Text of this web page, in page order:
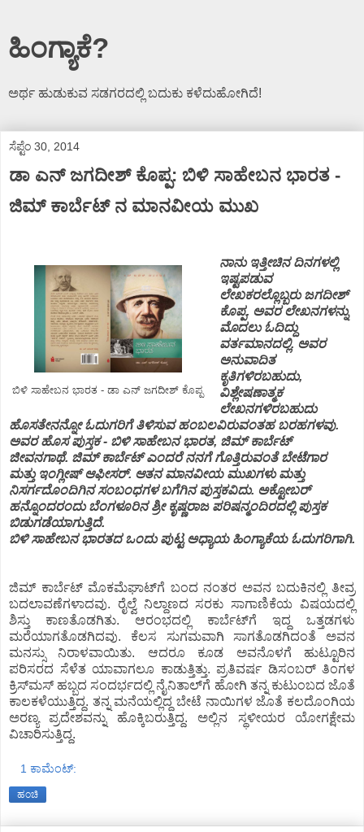
ಹಿಂಗ್ಯಾಕೆ?
ಅರ್ಥ ಹುಡುಕುವ ಸಡಗರದಲ್ಲಿ ಬದುಕು ಕಳೆದುಹೋಗಿದೆ!
ಸೆಪ್ಟೆಂ 30, 2014
ಡಾ ಎನ್ ಜಗದೀಶ್ ಕೊಪ್ಪ: ಬಿಳಿ ಸಾಹೇಬನ ಭಾರತ -
ಜಿಮ್ ಕಾರ್ಬೆಟ್ ನ ಮಾನವೀಯ ಮುಖ
ಬಿಳಿ ಸಾಹೇಬನ ಭಾರತ - ಡಾ ಎನ್ ಜಗದೀಶ್ ಕೊಪ್ಪ
ನಾನು ಇತ್ತೀಚಿನ ದಿನಗಳಲ್ಲಿ
ಇಷ್ಟಪಡುವ
ಲೇಖಕರಲ್ಲೊಬ್ಬರು ಜಗದೀಶ್
ಕೊಪ್ಪ. ಅವರ ಲೇಖನಗಳನ್ನು
ಮೊದಲು ಓದಿದ್ದು
ವರ್ತಮಾನದಲ್ಲಿ. ಅವರ
ಅನುವಾದಿತ
ಕೃತಿಗಳಿರಬಹುದು,
ವಿಶ್ಲೇಷಣಾತ್ಮಕ
ಲೇಖನಗಳಿರಬಹುದು
ಹೊಸತೇನನ್ನೋ ಓದುಗರಿಗೆ ತಿಳಿಸುವ ಹಂಬಲವಿರುವಂತಹ ಬರಹಗಳವು.
ಅವರ ಹೊಸ ಪುಸ್ತಕ - ಬಿಳಿ ಸಾಹೇಬನ ಭಾರತ, ಜಿಮ್ ಕಾರ್ಬೆಟ್
ಜೀವನಗಾಥೆ. ಜಿಮ್ ಕಾರ್ಬೆಟ್ ಎಂದರೆ ನನಗೆ ಗೊತ್ತಿರುವಂತೆ ಬೇಟೆಗಾರ
ಮತ್ತು ಇಂಗ್ಲೀಷ್ ಆಫೀಸರ್. ಆತನ ಮಾನವೀಯ ಮುಖಗಳು ಮತ್ತು
ನಿಸರ್ಗದೊಂದಿಗಿನ ಸಂಬಂಧಗಳ ಬಗೆಗಿನ ಪುಸ್ತಕವಿದು. ಅಕ್ಟೋಬರ್
ಹನ್ನೊಂದರಂದು ಬೆಂಗಳೂರಿನ ಶ್ರೀ ಕೃಷ್ಣರಾಜ ಪರಿಷನ್ಮಂದಿರದಲ್ಲಿ ಪುಸ್ತಕ
ಬಿಡುಗಡೆಯಾಗುತ್ತಿದೆ.
ಬಿಳಿ ಸಾಹೇಬನ ಭಾರತದ ಒಂದು ಪುಟ್ಟ ಅಧ್ಯಾಯ ಹಿಂಗ್ಯಾಕೆಯ ಓದುಗರಿಗಾಗಿ.
ಜಿಮ್ ಕಾರ್ಬೆಟ್ ಮೊಕಮೆಘಾಟ್ಗೆ ಬಂದ ನಂತರ ಅವನ ಬದುಕಿನಲ್ಲಿ ತೀವ್ರ
ಬದಲಾವಣೆಗಳಾದವು. ರೈಲ್ವೆ ನಿಲ್ದಾಣದ ಸರಕು ಸಾಗಾಣಿಕೆಯ ವಿಷಯದಲ್ಲಿ
ಶಿಸ್ತು
ಕಾಣತೊಡಗಿತು. ಆರಂಭದಲ್ಲಿ ಕಾರ್ಬೆಟ್ಗೆ ಇದ್ದ
ಒತ್ತಡಗಳು
ಮರೆಯಾಗತೊಡಗಿದವು. ಕೆಲಸ ಸುಗಮವಾಗಿ ಸಾಗತೊಡಗಿದಂತೆ
ಅವನ
ಮನಸ್ಸು
ನಿರಾಳವಾಯಿತು. ಆದರೂ ಕೂಡ ಅವನೊಳಗೆ
ಹುಟ್ಟೂರಿನ
ಪರಿಸರದ ಸೆಳೆತ ಯಾವಾಗಲೂ ಕಾಡುತ್ತಿತ್ತು. ಪ್ರತಿವರ್ಷ ಡಿಸಂಬರ್ ತಿಂಗಳ
ಕ್ರಿಸ್ಮಸ್ ಹಬ್ಬದ ಸಂದರ್ಭದಲ್ಲಿ ನೈನಿತಾಲ್ಗೆ ಹೋಗಿ ತನ್ನ ಕುಟುಂಬದ ಜೊತೆ
ಕಾಲಕಳೆಯುತ್ತಿದ್ದ. ತನ್ನ ಮನೆಯಲ್ಲಿದ್ದ ಬೇಟೆ ನಾಯಿಗಳ ಜೊತೆ ಕಲದೊಂಗಿಯ
ಅರಣ್ಯ
ಪ್ರದೇಶವನ್ನು ಹೊಕ್ಕಿಬರುತ್ತಿದ್ದ. ಅಲ್ಲಿನ ಸ್ಥಳೀಯರ
ಯೋಗಕ್ಷೇಮ
ವಿಚಾರಿಸುತ್ತಿದ್ದ.
1 ಕಾಮೆಂಟ್‌:
ಹಂಚಿ